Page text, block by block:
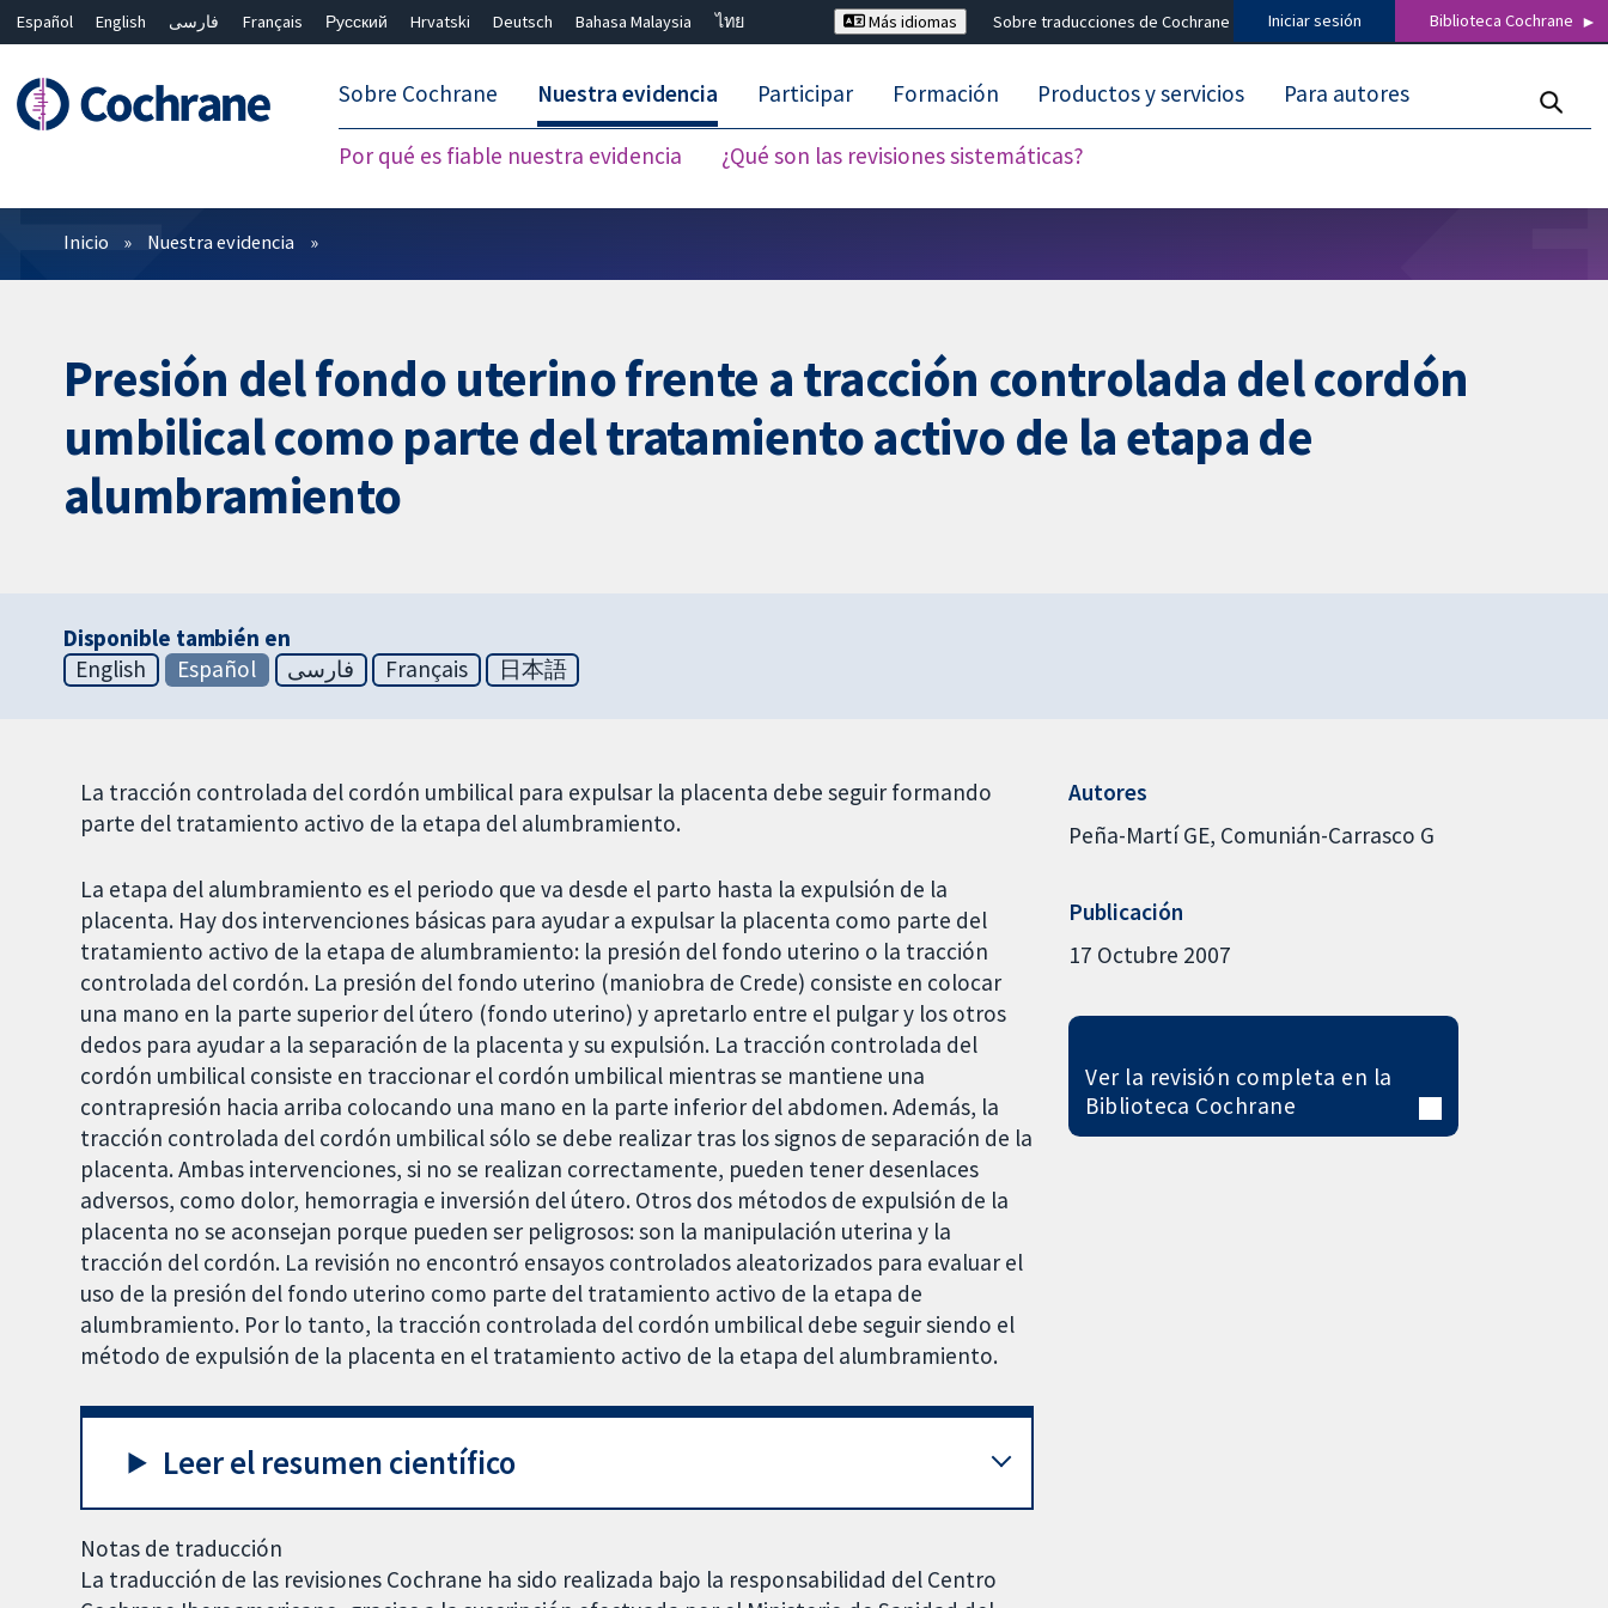
Español English فارسی Français Русский Hrvatski Deutsch Bahasa Malaysia
ไทย
Más idiomas Sobre traducciones de Cochrane Iniciar sesión Biblioteca Cochrane
Sobre Cochrane Nuestra evidencia
Por qué es fiable nuestra evidencia ¿Qué son las revisiones sistemáticas?
Participar Formación Productos y servicios Para autores
Filtros
Inicio Nuestra evidencia
Presión del fondo uterino frente a tracción controlada del cordón
umbilical como parte del tratamiento activo de la etapa de
alumbramiento
Disponible también en
English
Español فارسی Français 日本語
La tracción controlada del cordón umbilical para expulsar la placenta debe seguir formando
parte del tratamiento activo de la etapa del alumbramiento.
La etapa del alumbramiento es el periodo que va desde el parto hasta la expulsión de la
placenta. Hay dos intervenciones básicas para ayudar a expulsar la placenta como parte del
tratamiento activo de la etapa de alumbramiento: la presión del fondo uterino o la tracción
controlada del cordón. La presión del fondo uterino (maniobra de Crede) consiste en colocar
una mano en la parte superior del útero (fondo uterino) y apretarlo entre el pulgar y los otros
dedos para ayudar a la separación de la placenta y su expulsión. La tracción controlada del
cordón umbilical consiste en traccionar el cordón umbilical mientras se mantiene una
contrapresión hacia arriba colocando una mano en la parte inferior del abdomen. Además, la
tracción controlada del cordón umbilical sólo se debe realizar tras los signos de separación de la
placenta. Ambas intervenciones, si no se realizan correctamente, pueden tener desenlaces
adversos, como dolor, hemorragia e inversión del útero. Otros dos métodos de expulsión de la
placenta no se aconsejan porque pueden ser peligrosos: son la manipulación uterina y la
tracción del cordón. La revisión no encontró ensayos controlados aleatorizados para evaluar el
uso de la presión del fondo uterino como parte del tratamiento activo de la etapa de
alumbramiento. Por lo tanto, la tracción controlada del cordón umbilical debe seguir siendo el
método de expulsión de la placenta en el tratamiento activo de la etapa del alumbramiento.
Leer el resumen científico
Notas de traducción
La traducción de las revisiones Cochrane ha sido realizada bajo la responsabilidad del Centro
Autores
Peña-Martí GE Comunián-Carrasco G
Publicación
17 Octubre 2007
Ver la revisión completa en la
Biblioteca Cochrane